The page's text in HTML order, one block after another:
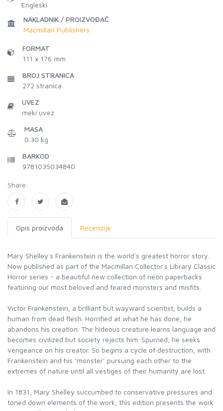
Engleski
NAKLADNIK / PROIZVOĐAČ
Macmillan Publishers
FORMAT
111 x 176 mm
BROJ STRANICA
272 stranica
UVEZ
meki uvez
MASA
0.30 kg
BARKOD
9781035034840
Share:
Opis proizvoda Recenzije
Mary Shelley`s Frankenstein is the world`s greatest horror story.
Now published as part of the Macmillan Collector`s Library Classic
Horror series - a beautiful new collection of neon paperbacks
featuring our most beloved and feared monsters and misfits.
Victor Frankenstein, a brilliant but wayward scientist, builds a
human from dead flesh. Horrified at what he has done, he
abandons his creation. The hideous creature learns language and
becomes civilized but society rejects him. Spurned, he seeks
vengeance on his creator. So begins a cycle of destruction, with
Frankenstein and his ‘monster’ pursuing each other to the
extremes of nature until all vestiges of their humanity are lost.
In 1831, Mary Shelley succumbed to conservative pressures and
toned down elements of the work; this edition presents the work